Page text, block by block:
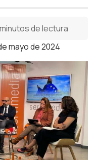
mayo de 2024
minutos de lectura